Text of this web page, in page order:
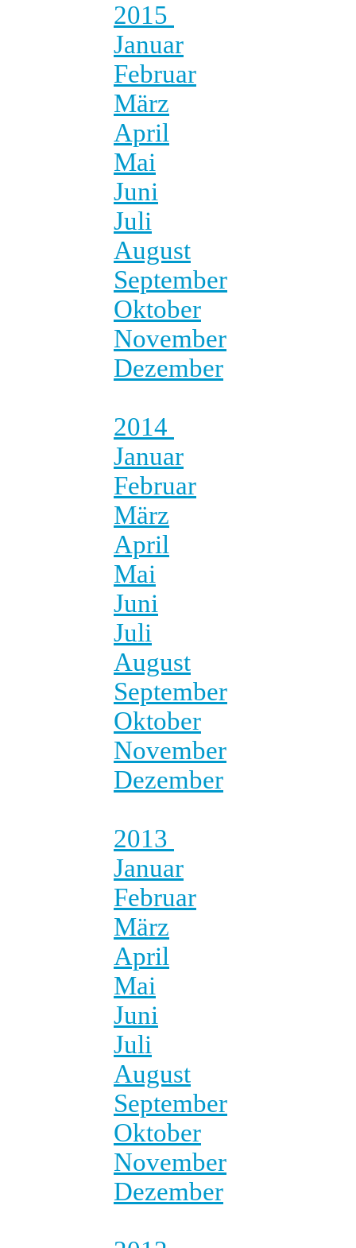
2015
Januar
Februar
März
April
Mai
Juni
Juli
August
September
Oktober
November
Dezember
2014
Januar
Februar
März
April
Mai
Juni
Juli
August
September
Oktober
November
Dezember
2013
Januar
Februar
März
April
Mai
Juni
Juli
August
September
Oktober
November
Dezember